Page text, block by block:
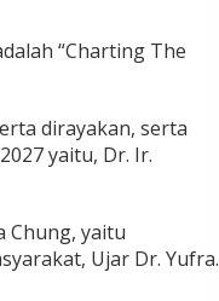
“Charting The
dirayakan, serta
yaitu, Dr. Ir.
Chung, yaitu
Ujar Dr. Yufra.